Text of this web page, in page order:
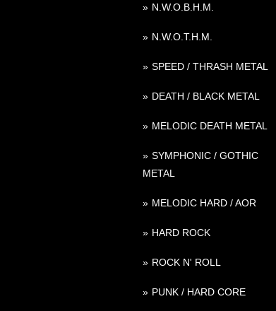
N.W.O.B.H.M.
N.W.O.T.H.M.
SPEED / THRASH METAL
DEATH / BLACK METAL
MELODIC DEATH METAL
SYMPHONIC / GOTHIC
METAL
MELODIC HARD / AOR
HARD ROCK
ROCK N' ROLL
PUNK / HARD CORE